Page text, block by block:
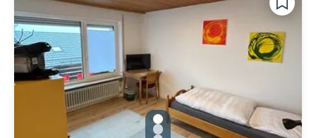
gallery.slide_selector
Zu Slide 1 wechseln